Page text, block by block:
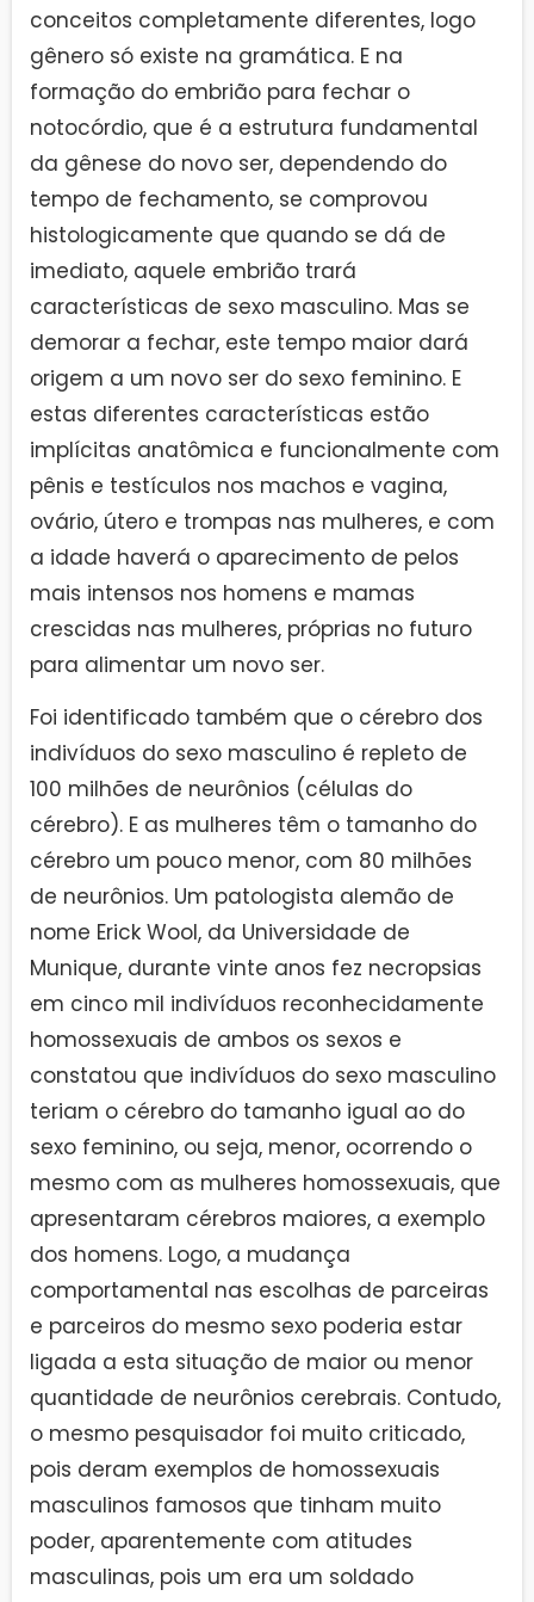
conceitos completamente diferentes, logo
gênero só existe na gramática. E na
formação do embrião para fechar o
notocórdio, que é a estrutura fundamental
da gênese do novo ser, dependendo do
tempo de fechamento, se comprovou
histologicamente que quando se dá de
imediato, aquele embrião trará
características de sexo masculino. Mas se
demorar a fechar, este tempo maior dará
origem a um novo ser do sexo feminino. E
estas diferentes características estão
implícitas anatômica e funcionalmente com
pênis e testículos nos machos e vagina,
ovário, útero e trompas nas mulheres, e com
a idade haverá o aparecimento de pelos
mais intensos nos homens e mamas
crescidas nas mulheres, próprias no futuro
para alimentar um novo ser.
Foi identificado também que o cérebro dos
indivíduos do sexo masculino é repleto de
100 milhões de neurônios (células do
cérebro). E as mulheres têm o tamanho do
cérebro um pouco menor, com 80 milhões
de neurônios. Um patologista alemão de
nome Erick Wool, da Universidade de
Munique, durante vinte anos fez necropsias
em cinco mil indivíduos reconhecidamente
homossexuais de ambos os sexos e
constatou que indivíduos do sexo masculino
teriam o cérebro do tamanho igual ao do
sexo feminino, ou seja, menor, ocorrendo o
mesmo com as mulheres homossexuais, que
apresentaram cérebros maiores, a exemplo
dos homens. Logo, a mudança
comportamental nas escolhas de parceiras
e parceiros do mesmo sexo poderia estar
ligada a esta situação de maior ou menor
quantidade de neurônios cerebrais. Contudo,
o mesmo pesquisador foi muito criticado,
pois deram exemplos de homossexuais
masculinos famosos que tinham muito
poder, aparentemente com atitudes
masculinas, pois um era um soldado